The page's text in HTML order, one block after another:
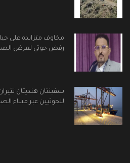
مخاوف متزايدة على
رفض حوثي لعرض
سفينتان هنديتان
للحوثيين عبر ميناء